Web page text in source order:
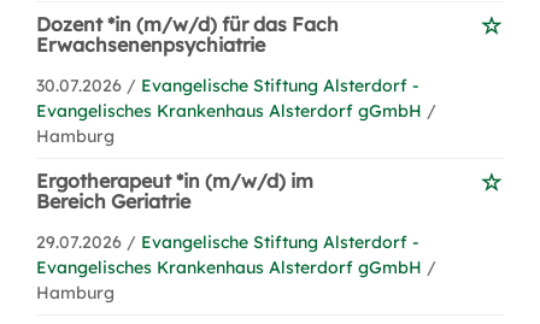
Dozent *in (m/w/d) für das Fach
Erwachsenenpsychiatrie
30.07.2026 / Evangelische Stiftung Alsterdorf -
Evangelisches Krankenhaus Alsterdorf gGmbH /
Hamburg
Ergotherapeut *in (m/w/d) im
Bereich Geriatrie
29.07.2026 / Evangelische Stiftung Alsterdorf -
Evangelisches Krankenhaus Alsterdorf gGmbH /
Hamburg